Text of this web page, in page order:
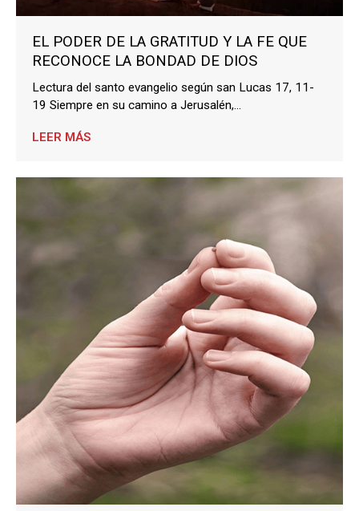
EL PODER DE LA GRATITUD Y LA FE QUE
RECONOCE LA BONDAD DE DIOS
Lectura del santo evangelio según san Lucas 17, 11-
19 Siempre en su camino a Jerusalén,...
LEER MÁS